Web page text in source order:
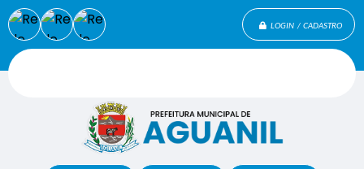
LOGIN / CADASTRO